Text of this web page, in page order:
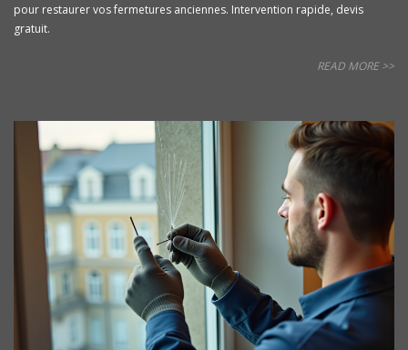
pour restaurer vos fermetures anciennes. Intervention rapide, devis
gratuit.
READ MORE >>